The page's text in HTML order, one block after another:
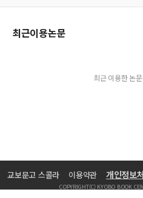
최근이용논문
최근 이용한 논
교보문고 스콜라 이용약관 개인정보
COPYRIGHT(C) KYOBO BOOK